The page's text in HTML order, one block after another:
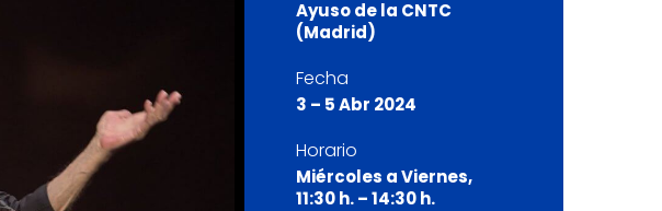
Ayuso de la CNTC
(Madrid)
Fecha
3 – 5 Abr 2024
Horario
Miércoles a Viernes,
11:30 h. – 14:30 h.